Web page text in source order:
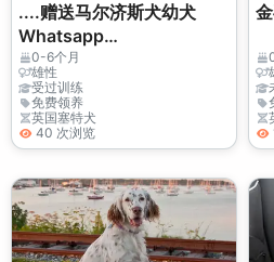
....赠送马尔济斯犬幼犬
Whatsapp
(+34)611386992
0-6个月
雄性
受过训练
免费领养
英国塞特犬
40 次浏览